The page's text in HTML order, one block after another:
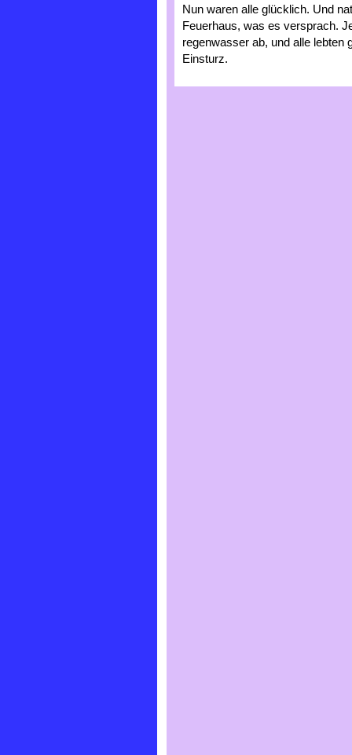
Nun waren alle glücklich. Und
Feuerhaus, was es versprach.
regenwasser ab, und alle lebten
Einsturz.